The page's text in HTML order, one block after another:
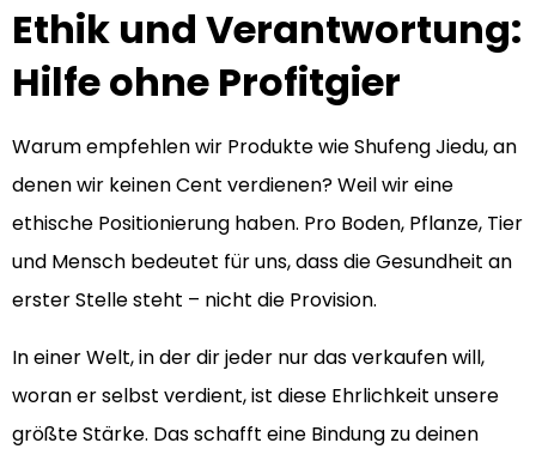
Ethik und Verantwortung:
Hilfe ohne Profitgier
Warum empfehlen wir Produkte wie Shufeng Jiedu, an
denen wir keinen Cent verdienen? Weil wir eine
ethische Positionierung haben. Pro Boden, Pflanze, Tier
und Mensch bedeutet für uns, dass die Gesundheit an
erster Stelle steht – nicht die Provision.
In einer Welt, in der dir jeder nur das verkaufen will,
woran er selbst verdient, ist diese Ehrlichkeit unsere
größte Stärke. Das schafft eine Bindung zu deinen